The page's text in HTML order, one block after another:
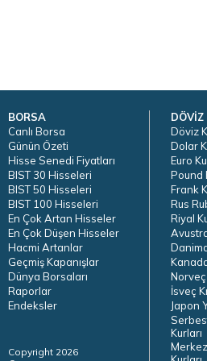
BORSA
Canlı Borsa
Günün Özeti
Hisse Senedi Fiyatları
BIST 30 Hisseleri
BIST 50 Hisseleri
BIST 100 Hisseleri
En Çok Artan Hisseler
En Çok Düşen Hisseler
Hacmi Artanlar
Geçmiş Kapanışlar
Dünya Borsaları
Raporlar
Endeksler
Copyright 2026
DÖVİZ
Döviz
Dolar
Euro
Pound
Frank
Rus
Riyal
Norveç
İsveç
Japon
Kurları